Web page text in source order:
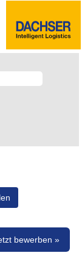
bewerben »